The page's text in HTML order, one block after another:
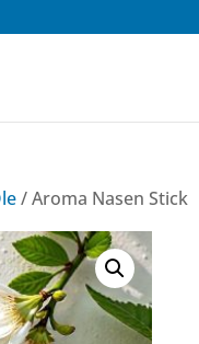
/ Aroma Nasen Stick